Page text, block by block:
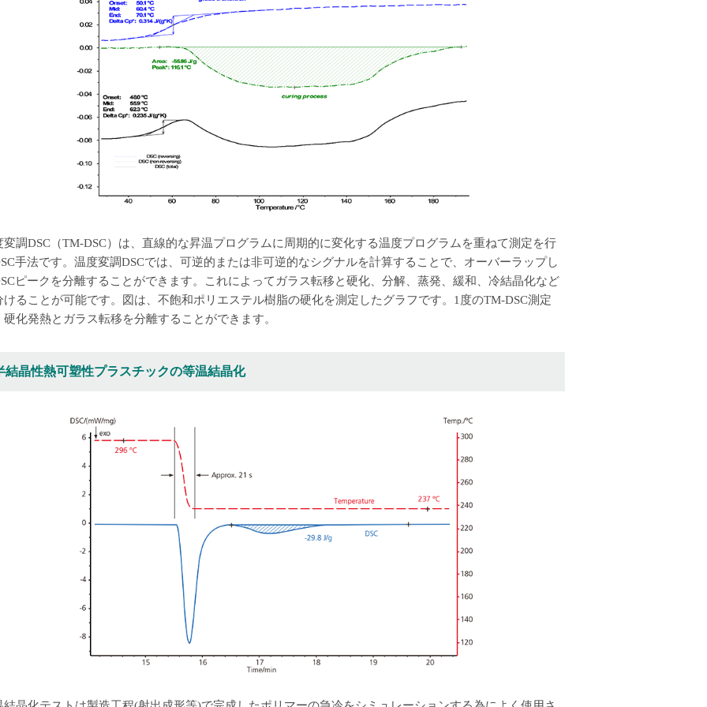
変調DSC（TM-DSC）は、直線的な昇温プログラムに周期的に変化する温度プログラムを重ねて測定を行
手法です。温度変調DSCでは、可逆的または非可逆的なシグナルを計算することで、オーバーラップし
ピークを分離することができます。これによってガラス転移と硬化、分解、蒸発、緩和、冷結晶化など
けることが可能です。図は、不飽和ポリエステル樹脂の硬化を測定したグラフです。1度のTM-DSC測定
硬化発熱とガラス転移を分離することができます。
結晶性熱可塑性プラスチックの等温結晶化